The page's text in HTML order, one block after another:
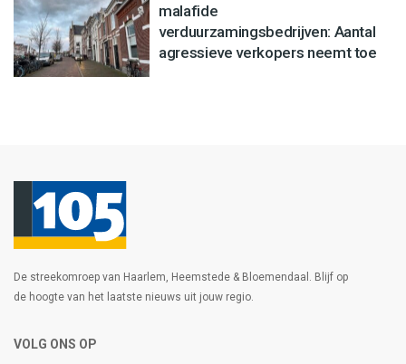
malafide
verduurzamingsbedrijven: Aantal
agressieve verkopers neemt toe
De streekomroep van Haarlem, Heemstede & Bloemendaal. Blijf op
de hoogte van het laatste nieuws uit jouw regio.
VOLG ONS OP